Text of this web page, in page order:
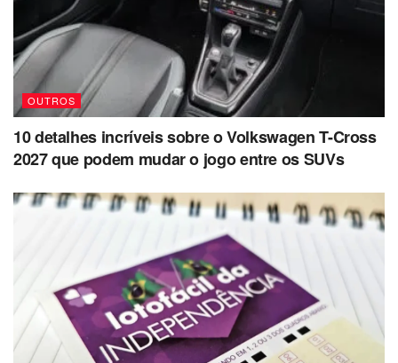
OUTROS
10 detalhes incríveis sobre o Volkswagen T-Cross
2027 que podem mudar o jogo entre os SUVs